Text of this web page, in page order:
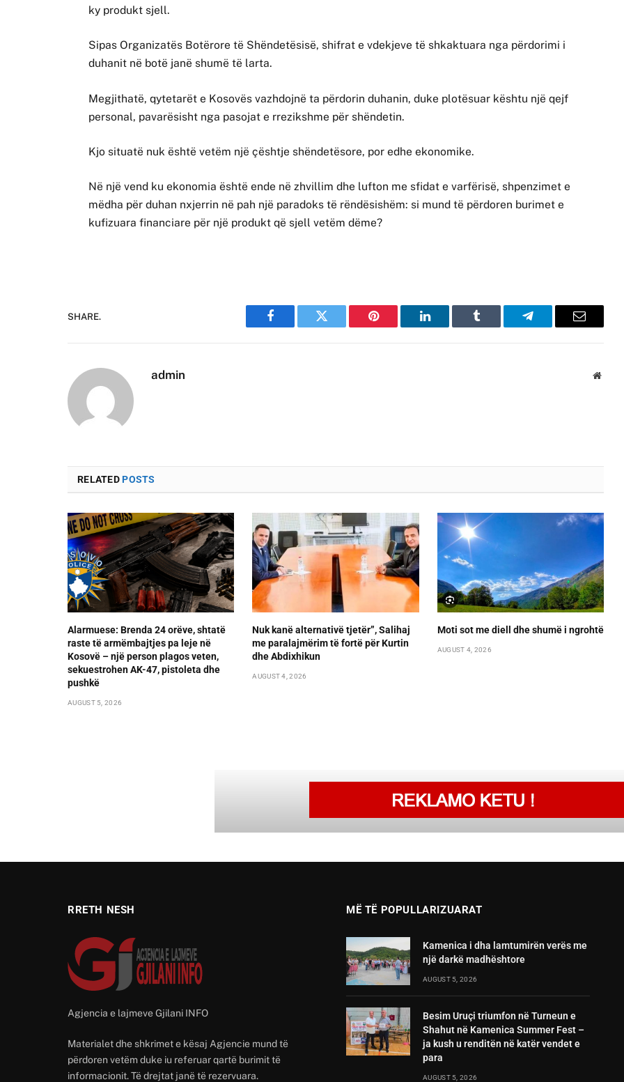
ky produkt sjell.
Sipas Organizatës Botërore të Shëndetësisë, shifrat e vdekjeve të shkaktuara nga përdorimi i
duhanit në botë janë shumë të larta.
Megjithatë, qytetarët e Kosovës vazhdojnë ta përdorin duhanin, duke plotësuar kështu një qejf
personal, pavarësisht nga pasojat e rrezikshme për shëndetin.
Kjo situatë nuk është vetëm një çështje shëndetësore, por edhe ekonomike.
Në një vend ku ekonomia është ende në zhvillim dhe lufton me sfidat e varfërisë, shpenzimet e
mëdha për duhan nxjerrin në pah një paradoks të rëndësishëm: si mund të përdoren burimet e
kufizuara financiare për një produkt që sjell vetëm dëme?
SHARE.
Facebook Twitter Pinterest LinkedIn Tumblr Telegram Email
admin
RELATEDPOSTS
Alarmuese: Brenda 24 orëve, shtatë
raste të armëmbajtjes pa leje në
Kosovë – një person plagos veten,
sekuestrohen AK-47, pistoleta dhe
pushkë
AUGUST 5, 2026
Nuk kanë alternativë tjetër”, Salihaj
me paralajmërim të fortë për Kurtin
dhe Abdixhikun
AUGUST 4, 2026
Moti sot me diell dhe shumë i ngrohtë
AUGUST 4, 2026
RRETH NESH
Agjencia e lajmeve Gjilani INFO
Materialet dhe shkrimet e kësaj Agjencie mund të
përdoren vetëm duke iu referuar qartë burimit të
informacionit. Të drejtat janë të rezervuara.
MË TË POPULLARIZUARAT
Kamenica i dha lamtumirën verës me
një darkë madhështore
AUGUST 5, 2026
Besim Uruçi triumfon në Turneun e
Shahut në Kamenica Summer Fest –
ja kush u renditën në katër vendet e
para
AUGUST 5, 2026